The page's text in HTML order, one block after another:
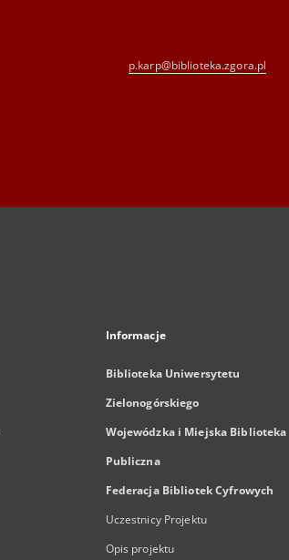
p.karp@biblioteka.zgora.pl
Informacje
Biblioteka Uniwersytetu
Zielonogórskiego
Wojewódzka i Miejska Biblioteka
Publiczna
Federacja Bibliotek Cyfrowych
Uczestnicy Projektu
Opis projektu